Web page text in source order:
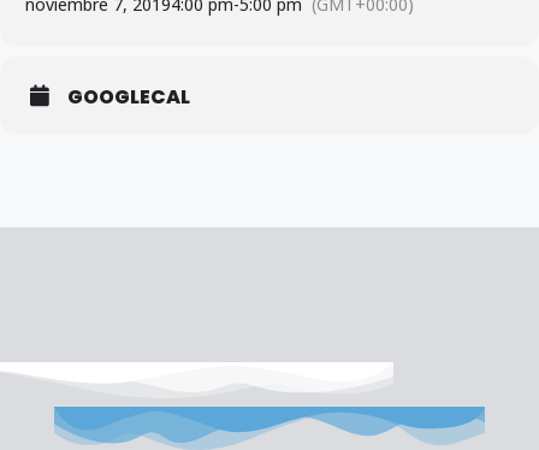
GOOGLECAL